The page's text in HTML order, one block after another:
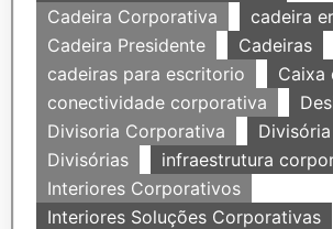
Cadeira Corporativa
cadeira
Cadeira Presidente
Cadeiras
cadeiras para escritorio
Caixa
conectividade corporativa
Divisoria Corporativa
Divisórias
infraestrutura
Interiores Corporativos
Interiores Soluções Corporativas